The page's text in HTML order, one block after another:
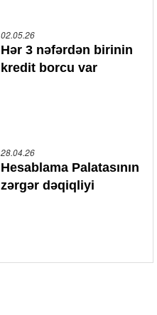
02.05.26
Hər 3 nəfərdən birinin
kredit borcu var
28.04.26
Hesablama Palatasının
zərgər dəqiqliyi